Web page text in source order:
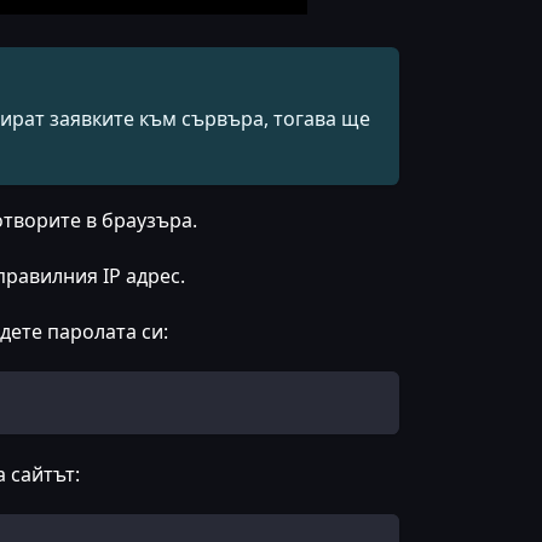
заявките към сървъра, тогава ще
в браузъра.
IP адрес.
паролата си:
сайтът: